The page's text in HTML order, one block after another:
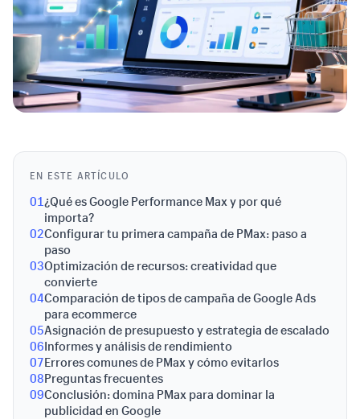
EN ESTE ARTÍCULO
01¿Qué es Google Performance Max y por qué
importa?
02Configurar tu primera campaña de PMax: paso a
paso
03Optimización de recursos: creatividad que
convierte
04Comparación de tipos de campaña de Google Ads
para ecommerce
05Asignación de presupuesto y estrategia de escalado
06Informes y análisis de rendimiento
07Errores comunes de PMax y cómo evitarlos
08Preguntas frecuentes
09Conclusión: domina PMax para dominar la
publicidad en Google